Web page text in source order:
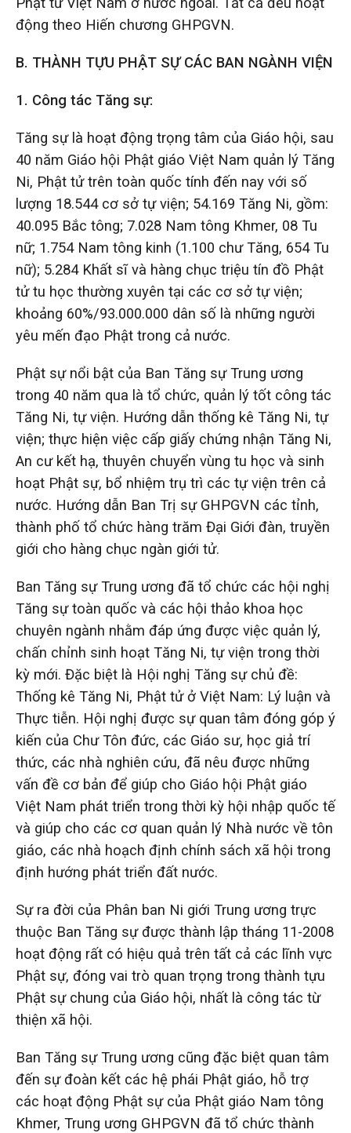
động theo Hiến chương GHPGVN.
B. THÀNH TỰU PHẬT SỰ CÁC BAN NGÀNH VIỆN
1. Công tác Tăng sự:
Tăng sự là hoạt động trọng tâm của Giáo hội, sau
40 năm Giáo hội Phật giáo Việt Nam quản lý Tăng
Ni, Phật tử trên toàn quốc tính đến nay với số
lượng 18.544 cơ sở tự viện; 54.169 Tăng Ni, gồm:
40.095 Bắc tông; 7.028 Nam tông Khmer, 08 Tu
nữ; 1.754 Nam tông kinh (1.100 chư Tăng, 654 Tu
nữ); 5.284 Khất sĩ và hàng chục triệu tín đồ Phật
tử tu học thường xuyên tại các cơ sở tự viện;
khoảng 60%/93.000.000 dân số là những người
yêu mến đạo Phật trong cả nước.
Phật sự nổi bật của Ban Tăng sự Trung ương
trong 40 năm qua là tổ chức, quản lý tốt công tác
Tăng Ni, tự viện. Hướng dẫn thống kê Tăng Ni, tự
viện; thực hiện việc cấp giấy chứng nhận Tăng Ni,
An cư kết hạ, thuyên chuyển vùng tu học và sinh
hoạt Phật sự, bổ nhiệm trụ trì các tự viện trên cả
nước. Hướng dẫn Ban Trị sự GHPGVN các tỉnh,
thành phố tổ chức hàng trăm Đại Giới đàn, truyền
giới cho hàng chục ngàn giới tử.
Ban Tăng sự Trung ương đã tổ chức các hội nghị
Tăng sự toàn quốc và các hội thảo khoa học
chuyên ngành nhằm đáp ứng được việc quản lý,
chấn chỉnh sinh hoạt Tăng Ni, tự viện trong thời
kỳ mới. Đặc biệt là Hội nghị Tăng sự chủ đề:
Thống kê Tăng Ni, Phật tử ở Việt Nam: Lý luận và
Thực tiễn. Hội nghị được sự quan tâm đóng góp ý
kiến của Chư Tôn đức, các Giáo sư, học giả trí
thức, các nhà nghiên cứu, đã nêu được những
vấn đề cơ bản để giúp cho Giáo hội Phật giáo
Việt Nam phát triển trong thời kỳ hội nhập quốc tế
và giúp cho các cơ quan quản lý Nhà nước về tôn
giáo, các nhà hoạch định chính sách xã hội trong
định hướng phát triển đất nước.
Sự ra đời của Phân ban Ni giới Trung ương trực
thuộc Ban Tăng sự được thành lập tháng 11-2008
hoạt động rất có hiệu quả trên tất cả các lĩnh vực
Phật sự, đóng vai trò quan trọng trong thành tựu
Phật sự chung của Giáo hội, nhất là công tác từ
thiện xã hội.
Ban Tăng sự Trung ương cũng đặc biệt quan tâm
đến sự đoàn kết các hệ phái Phật giáo, hỗ trợ
các hoạt động Phật sự của Phật giáo Nam tông
Khmer, Trung ương GHPGVN đã tổ chức thành